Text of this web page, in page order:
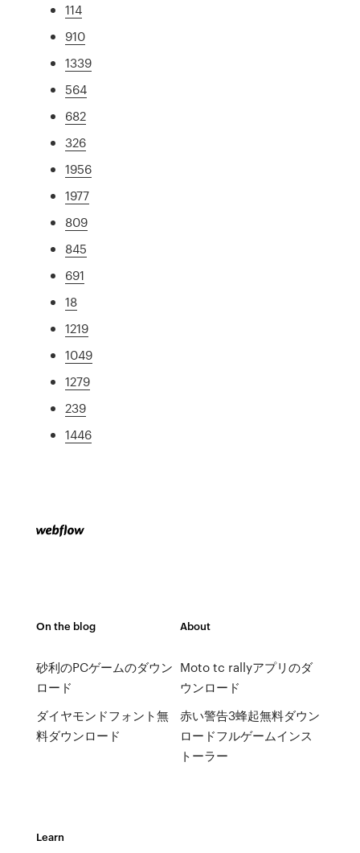
114
910
1339
564
682
326
1956
1977
809
845
691
18
1219
1049
1279
239
1446
On the blog
砂利のPCゲームのダウン
ロード
ダイヤモンドフォント無
料ダウンロード
About
Moto tc rallyアプリのダ
ウンロード
赤い警告3蜂起無料ダウン
ロードフルゲームインス
トーラー
Learn